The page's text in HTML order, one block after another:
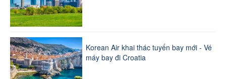
Korean Air khai thác tuyến bay mới - Vé
máy bay đi Croatia